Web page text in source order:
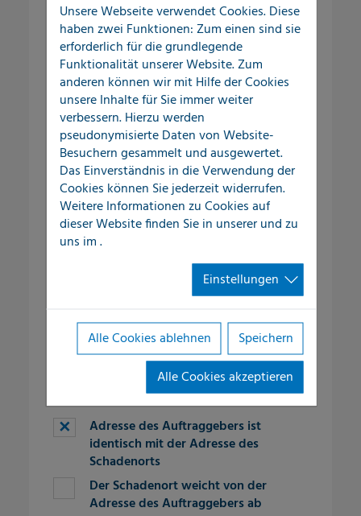
fieldset-9
Straße/Nr.*
PLZ*
Ort*
E-Mail*
fieldset-3Adresse des Auftraggebers ist
identisch mit der Adresse des
Schadenorts
Der Schadenort weicht von der
Adresse des Auftraggebers ab
Unsere Webseite verwendet Cookies. Diese
haben zwei Funktionen: Zum einen sind sie
erforderlich für die grundlegende
Funktionalität unserer Website. Zum
anderen können wir mit Hilfe der Cookies
unsere Inhalte für Sie immer weiter
verbessern. Hierzu werden
pseudonymisierte Daten von Website-
Besuchern gesammelt und ausgewertet.
Das Einverständnis in die Verwendung der
Cookies können Sie jederzeit widerrufen.
Weitere Informationen zu Cookies auf
dieser Website finden Sie in unsererund zu
uns im.
Einstellungen
Alle Cookies ablehnen
Speichern
Alle Cookies akzeptieren